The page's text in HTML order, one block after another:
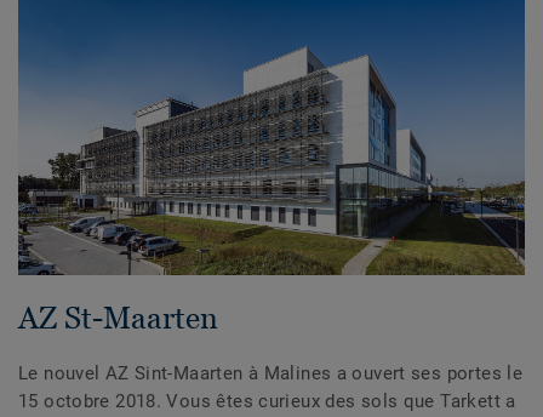
AZ St-Maarten
Le nouvel AZ Sint-Maarten à Malines a ouvert ses portes le
15 octobre 2018. Vous êtes curieux des sols que Tarkett a